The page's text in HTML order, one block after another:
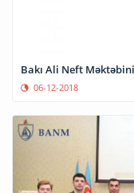
Bakı Ali Neft
06-12-2018